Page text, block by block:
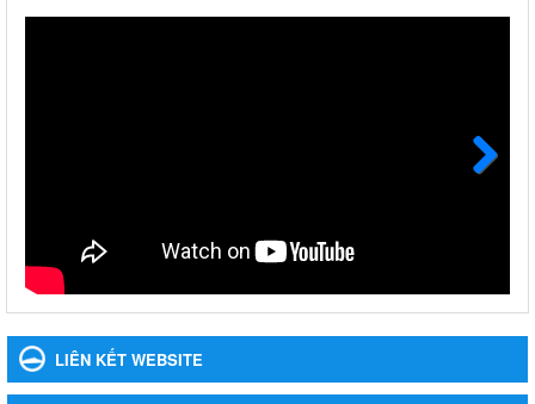
bổng, hỗ trợ của Chương trình "Tiếp sức đến trường" năm
Ngày ban hành: 22/08/2023
Triển khai Kế hoạch Triển khai các hoạt động hưởng ứng
phong trào vệ sinh yêu nước nâng cao sức khỏe nhân dân
năm 2023
Triển khai Kế hoạch Triển khai các hoạt động hưởng ứng phong
LIÊN KẾT WEBSITE